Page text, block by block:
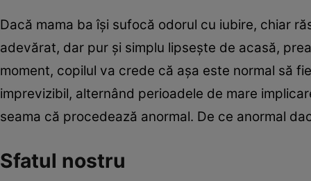
Dacă mama ba îşi sufocă odorul cu iubire, chiar
adevărat, dar pur şi simplu lipseşte de acasă,
moment, copilul va crede că aşa este normal să
imprevizibil, alternând perioadele de mare
seama că procedează anormal. De ce anormal
Sfatul nostru